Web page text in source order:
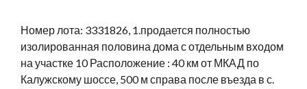
Номер лота: 3331826, 1.продается полностью
изолированная половина дома с отдельным входом
на участке 10 Расположение : 40 км от МКАД по
Калужскому шоссе, 500 м справа после въезда в с.